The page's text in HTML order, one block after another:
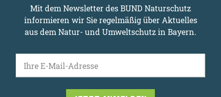
Mit dem Newsletter des BUND Naturschutz
informieren wir Sie regelmäßig über Aktuelles
aus dem Natur- und Umweltschutz in Bayern.
Ihre E-Mail-Adresse